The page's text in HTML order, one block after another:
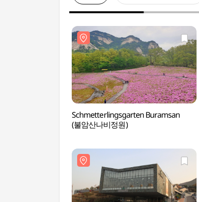
Schmetterlingsgarten Buramsan
(불암산나비정원)